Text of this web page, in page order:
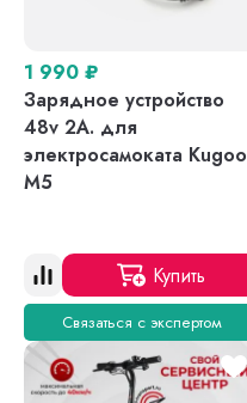
1 990 ₽
Зарядное устройство
48v 2A. для
электросамоката Kugoo
M5
Купить
Связаться с экспертом